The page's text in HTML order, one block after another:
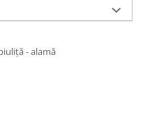
- alamă